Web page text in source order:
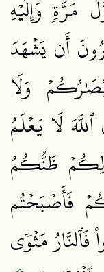
وَإِلَيۡهِ
أَن يَشۡهَدَ
وَلَا
لَا يَعۡلَمُ
ظَنُّكُمُ
فَأَصۡبَحۡتُم
فَٱلنَّارُ مَثۡوٗى